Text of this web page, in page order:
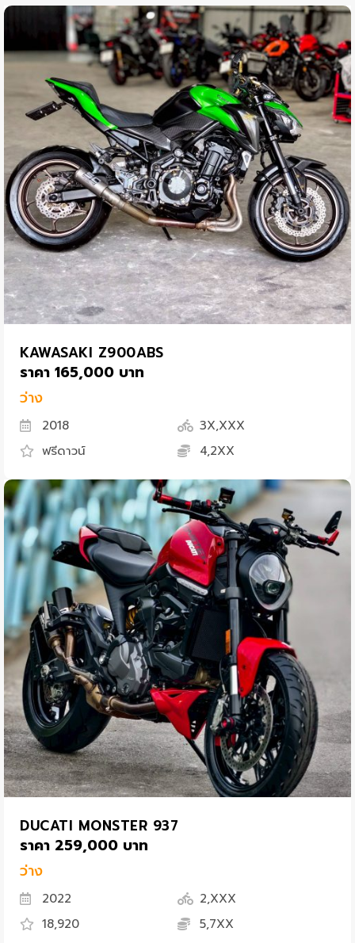
KAWASAKI Z900ABS
ราคา 165,000 บาท
ว่าง
2018
3X,XXX
ฟรีดาวน์
4,2XX
DUCATI MONSTER 937
ราคา 259,000 บาท
ว่าง
2022
2,XXX
18,920
5,7XX